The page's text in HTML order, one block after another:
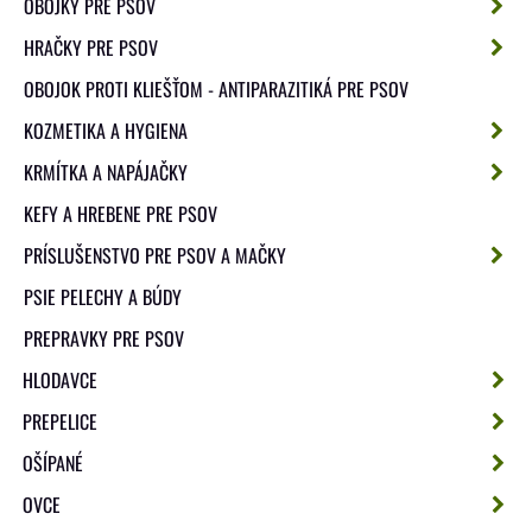
OBOJKY PRE PSOV
HRAČKY PRE PSOV
OBOJOK PROTI KLIEŠŤOM - ANTIPARAZITIKÁ PRE PSOV
KOZMETIKA A HYGIENA
KRMÍTKA A NAPÁJAČKY
KEFY A HREBENE PRE PSOV
PRÍSLUŠENSTVO PRE PSOV A MAČKY
PSIE PELECHY A BÚDY
PREPRAVKY PRE PSOV
HLODAVCE
PREPELICE
OŠÍPANÉ
OVCE